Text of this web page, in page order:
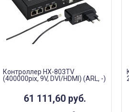
Контроллер HX-803TV
(400000pix, 9V, DVI/HDMI) (ARL, -)
61 111,60 руб.